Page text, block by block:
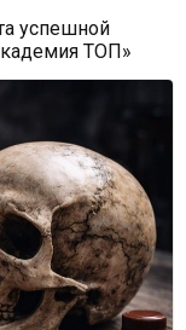
успешной
ТОП»